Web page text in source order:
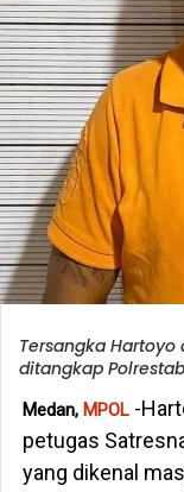
Tersangka
ditangkap
Medan, MPOL-
petugas
yang dikenal